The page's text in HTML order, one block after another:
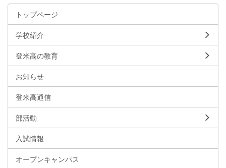
トップページ
学校紹介
登米高の教育
お知らせ
登米高通信
部活動
入試情報
オープンキャンパス